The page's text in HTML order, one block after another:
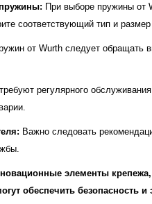
При выборе пружины от
соответствующий тип и
от Wurth следует обращать
регулярного
Важно следовать
элементы
обеспечить безопасность